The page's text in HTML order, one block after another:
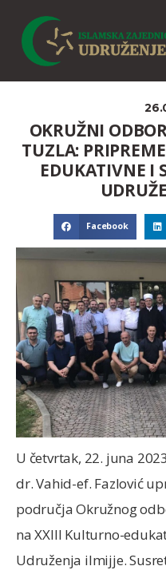
OKRUŽNI
TUZLA:
EDUKATIVNE I
Facebook
U četvrtak, 22. juna
dr. Vahid-ef. Fazlović
područja Okružnog
na XXIII Kulturno-
Udruženja ilmijje.